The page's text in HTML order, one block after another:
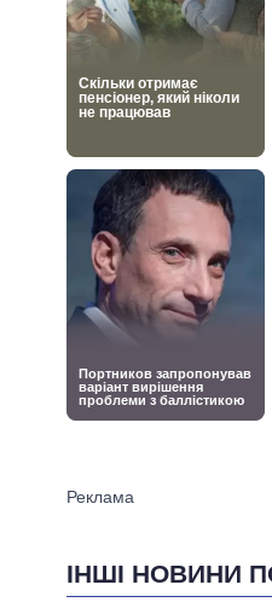
ІНШІ НОВИНИ